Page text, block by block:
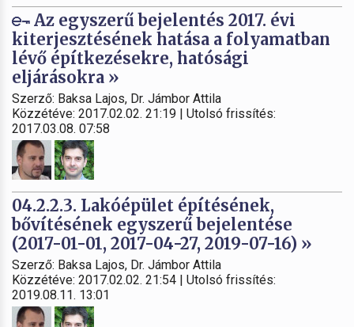
Az egyszerű bejelentés 2017. évi
kiterjesztésének hatása a folyamatban
lévő építkezésekre, hatósági
eljárásokra »
Szerző: Baksa Lajos, Dr. Jámbor Attila
Közzétéve: 2017.02.02. 21:19 | Utolsó frissítés:
2017.03.08. 07:58
04.2.2.3. Lakóépület építésének,
bővítésének egyszerű bejelentése
(2017-01-01, 2017-04-27, 2019-07-16) »
Szerző: Baksa Lajos, Dr. Jámbor Attila
Közzétéve: 2017.02.02. 21:54 | Utolsó frissítés:
2019.08.11. 13:01